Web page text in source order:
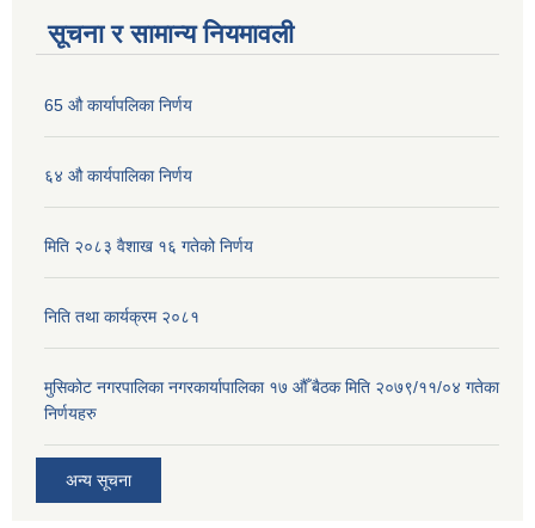
सूचना र सामान्य नियमावली
65 औ कार्यापलिका निर्णय
६४ औ कार्यपालिका निर्णय
मिति २०८३ वैशाख १६ गतेको निर्णय
निति तथा कार्यक्रम २०८१
मुसिकोट नगरपालिका नगरकार्यापालिका १७ औँ बैठक मिति २०७९/११/०४ गतेका
निर्णयहरु
अन्य सूचना